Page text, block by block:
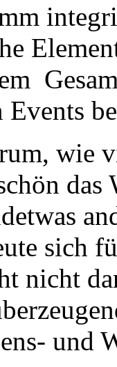
Events
wie
das
sich
nicht
und